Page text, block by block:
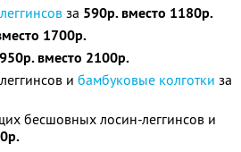
за 590р. вместо 1180р.
1700р.
950р. вместо 2100р.
и бамбуковые колготки за
бесшовных лосин-леггинсов и